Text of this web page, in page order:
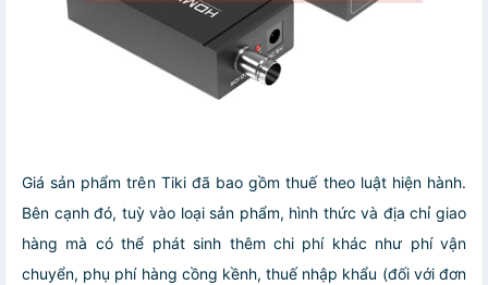
Giá sản phẩm trên Tiki đã bao gồm thuế theo luật hiện hành.
Bên cạnh đó, tuỳ vào loại sản phẩm, hình thức và địa chỉ giao
hàng mà có thể phát sinh thêm chi phí khác như phí vận
chuyển, phụ phí hàng cồng kềnh, thuế nhập khẩu (đối với đơn